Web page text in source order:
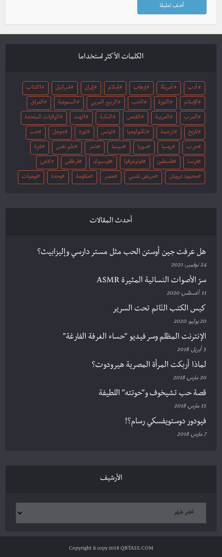
الكلمات الأكثر استخداما
أدب أمريكا إرهاب إسلام إيران اسرائيل اكتئاب
الإسلام الثورة الحب الربيع العربي السعودية العراق
العرب العربية القدس النكبة الهند الولايات المتحدة
تاريخ ترجمة تكنولوجيا تونس ثورة جوجل حب
حرب روسيا سوريا سينما شعر علم نفس غزة
فرنسا فلسطين فوتوغرافيا فيسبوك قرطاس لاجئ
محمود درويش مريض نفسي مصر مقاومة وحدة يوميات
أحدث المقالات
هل عرفت جين أوستن الحب مثل مستر دارسي وإليزابيث؟
24 نوفمبر، 2021
سرّ الأصوات النسائية المثيرة ASMR
11 أغسطس، 2020
كيس الكتب النّائم تحت السرير
20 يوليو، 2020
الإنترنت المظلم وسر فيديو “حساء الغرفة الفارغة”
5 أبريل، 2018
لماذا أربكت المرأة المصرية هيرودوت؟
20 مارس، 2018
قصة حب تشيخوف و”حوتته” اللطيفة
15 مارس، 2018
فيودور دوستويفسكي رسام؟!
7 مارس، 2018
الأرشيف
Copyright & copy 2018 QRTASS.COM